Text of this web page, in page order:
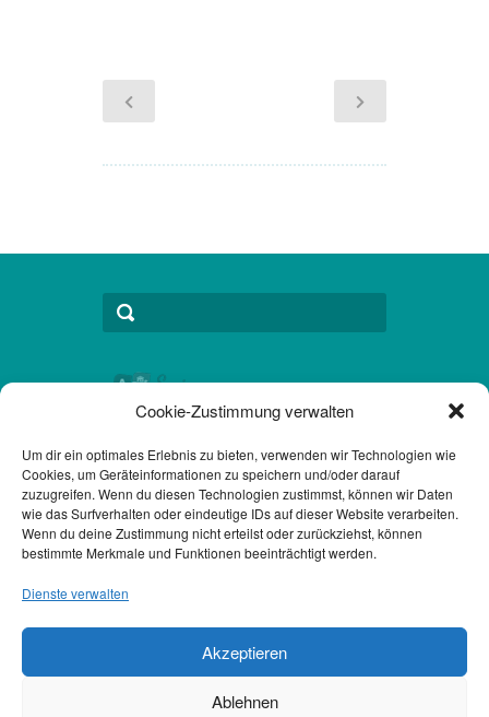
Cookie-Zustimmung verwalten
Um dir ein optimales Erlebnis zu bieten, verwenden wir Technologien wie
Cookies, um Geräteinformationen zu speichern und/oder darauf
zuzugreifen. Wenn du diesen Technologien zustimmst, können wir Daten
wie das Surfverhalten oder eindeutige IDs auf dieser Website verarbeiten.
Wenn du deine Zustimmung nicht erteilst oder zurückziehst, können
bestimmte Merkmale und Funktionen beeinträchtigt werden.
Dienste verwalten
Akzeptieren
Ablehnen
Kontakt
Datenschutzerklärung DSGVO
Impressum
Grünwald